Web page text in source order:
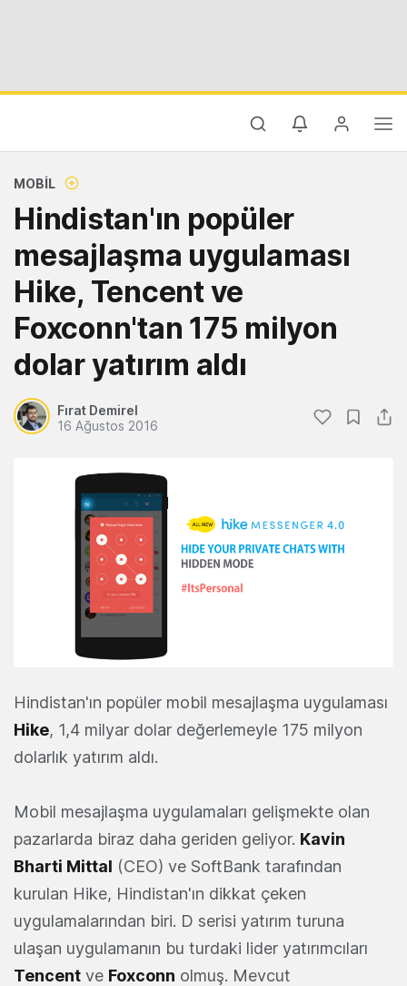
MOBIL
Hindistan'ın popüler
mesajlaşma uygulaması
Hike, Tencent ve
Foxconn'tan 175 milyon
dolar yatırım aldı
Fırat Demirel
16 Ağustos 2016
Hindistan'ın popüler mobil mesajlaşma uygulaması
Hike, 1,4 milyar dolar değerlemeyle 175 milyon
dolarlık yatırım aldı.
Mobil mesajlaşma uygulamaları gelişmekte olan
pazarlarda biraz daha geriden geliyor. Kavin
Bharti Mittal (CEO) ve SoftBank tarafından
kurulan Hike, Hindistan'ın dikkat çeken
uygulamalarından biri. D serisi yatırım turuna
ulaşan uygulamanın bu turdaki lider yatırımcıları
Tencent ve Foxconn olmuş. Mevcut